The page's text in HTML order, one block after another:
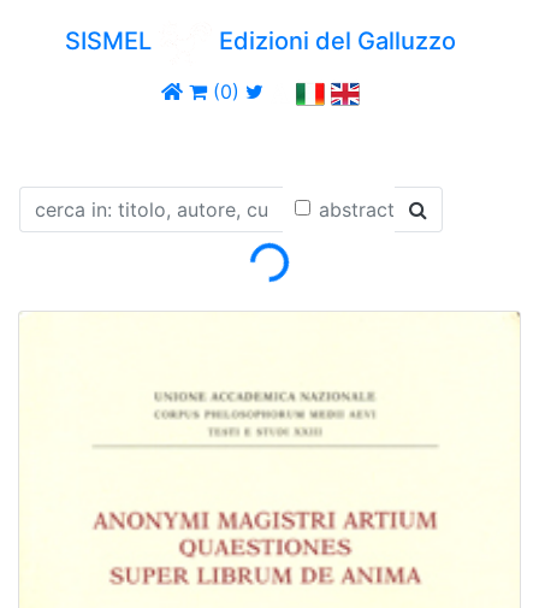
SISMEL Edizioni del Galluzzo
(0)
abstract
Loading...